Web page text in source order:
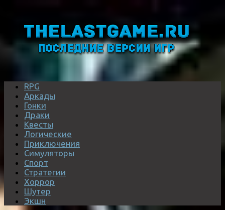
RPG
Аркады
Гонки
Драки
Квесты
Логические
Приключения
Симуляторы
Спорт
Стратегии
Хоррор
Шутер
Экшн